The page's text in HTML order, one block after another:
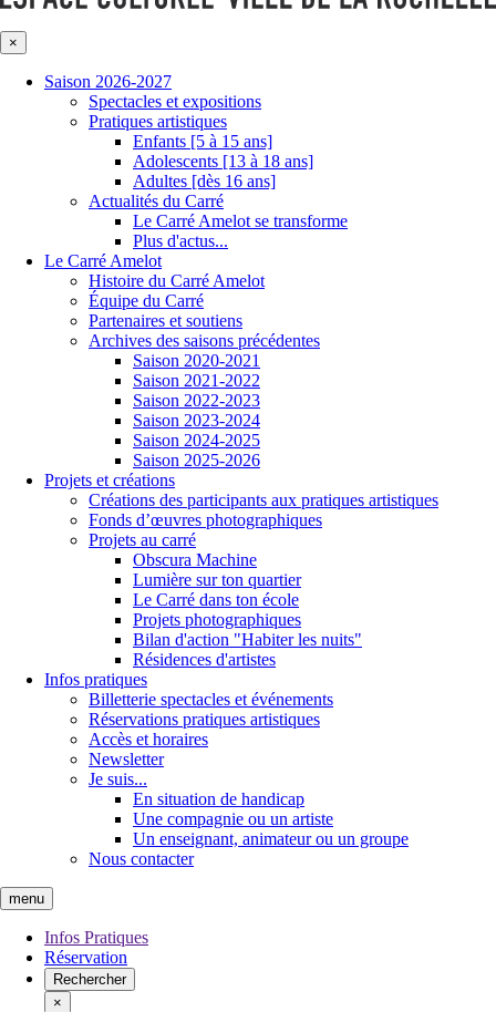
×
Saison 2026-2027
Spectacles et expositions
Pratiques artistiques
Enfants [5 à 15 ans]
Adolescents [13 à 18 ans]
Adultes [dès 16 ans]
Actualités du Carré
Le Carré Amelot se transforme
Plus d'actus...
Le Carré Amelot
Histoire du Carré Amelot
Équipe du Carré
Partenaires et soutiens
Archives des saisons précédentes
Saison 2020-2021
Saison 2021-2022
Saison 2022-2023
Saison 2023-2024
Saison 2024-2025
Saison 2025-2026
Projets et créations
Créations des participants aux pratiques artistiques
Fonds d’œuvres photographiques
Projets au carré
Obscura Machine
Lumière sur ton quartier
Le Carré dans ton école
Projets photographiques
Bilan d'action "Habiter les nuits"
Résidences d'artistes
Infos pratiques
Billetterie spectacles et événements
Réservations pratiques artistiques
Accès et horaires
Newsletter
Je suis...
En situation de handicap
Une compagnie ou un artiste
Un enseignant, animateur ou un groupe
Nous contacter
menu
Infos Pratiques
Réservation
Rechercher
×